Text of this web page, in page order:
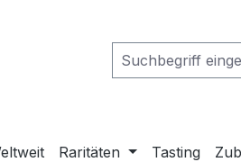
Raritäten Tasting